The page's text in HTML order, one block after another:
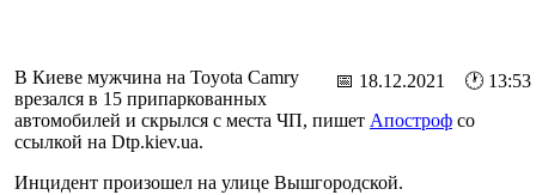
📅 18.12.2021 🕐 13:53
В Киеве мужчина на Toyota Camry
врезался в 15 припаркованных
автомобилей и скрылся с места ЧП, пишет Апостроф со
ссылкой на Dtp.kiev.ua.
Инцидент произошел на улице Вышгородской.